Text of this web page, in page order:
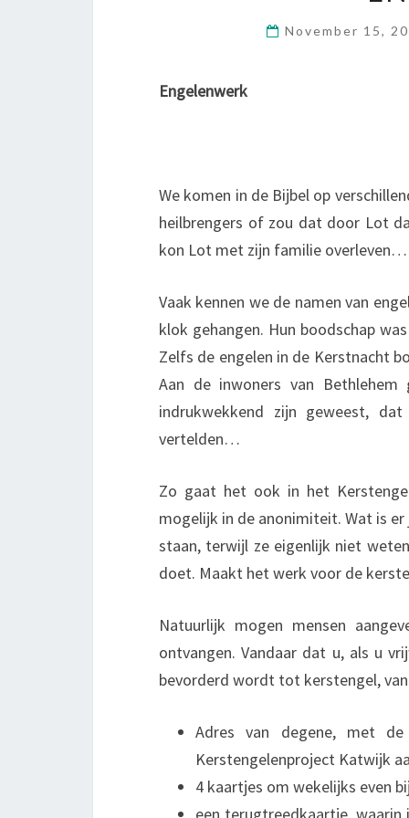
November 15,
Engelenwerk
We komen in de Bijbel op
heilbrengers of zou dat door Lot
kon Lot met zijn familie overleven…
Vaak kennen we de namen van
klok gehangen. Hun boodschap
Zelfs de engelen in de Kerstnacht
Aan de inwoners van
indrukwekkend zijn geweest,
vertelden…
Zo gaat het ook in het
mogelijk in de anonimiteit. Wat is
staan, terwijl ze eigenlijk niet
doet. Maakt het werk voor de
Natuurlijk mogen mensen
ontvangen. Vandaar dat u, als u
bevorderd wordt tot kerstengel,
Adres van degene, met
Kerstengelenproject Katwijk
4 kaartjes om wekelijks even